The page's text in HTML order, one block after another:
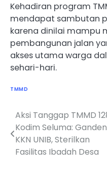
‎Kehadiran program
mendapat sambutan
karena dinilai mampu
pembangunan jalan
akses utama warga
sehari-hari.
TMMD
Navigasi
pos
Aksi Tanggap TMMD
Kodim Seluma:
KKN UNIB, Sterilkan
Fasilitas Ibadah Desa